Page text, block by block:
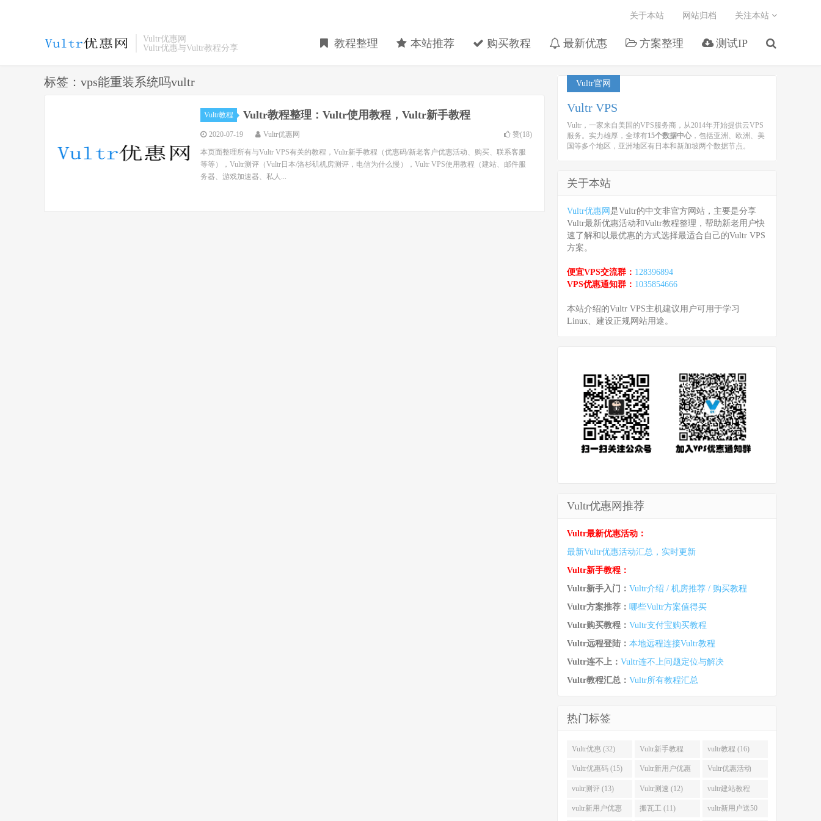
Vultr优惠网
Vultr优惠与Vultr教程分享
教程整理 本站推荐 购买教程 最新优惠 方案整理 测试IP
关于本站 网站归档 关注本站
标签：vps能重装系统吗vultr
Vultr教程 Vultr教程整理：Vultr使用教程，Vultr新手教程
2020-07-19 Vultr优惠网 赞(18)
本页面整理所有与Vultr VPS有关的教程，Vultr新手教程（优惠码/新老客户优惠活动、购买、联系客服
等等），Vultr测评（Vultr日本/洛杉矶机房测评，电信为什么慢），Vultr VPS使用教程（建站、邮件服
务器、游戏加速器、私人...
Vultr官网
Vultr VPS
Vultr，一家来自美国的VPS服务商，从2014年开始提供云VPS
服务。实力雄厚，全球有15个数据中心 ，包括亚洲、欧洲、美
国等多个地区，亚洲地区有日本和新加坡两个数据节点。
关于本站
Vultr优惠网 是Vultr的中文非官方网站，主要是分享
Vultr最新优惠活动和Vultr教程整理，帮助新老用户快
速了解和以最优惠的方式选择最适合自己的Vultr VPS
方案。
便宜VPS交流群： 128396894
VPS优惠通知群： 1035854666
本站介绍的Vultr VPS主机建议用户可用于学习
Linux、建设正规网站用途。
Vultr优惠网推荐
Vultr最新优惠活动：
最新Vultr优惠活动汇总，实时更新
Vultr新手教程：
Vultr新手入门： Vultr介绍 / 机房推荐 / 购买教程
Vultr方案推荐： 哪些Vultr方案值得买
Vultr购买教程： Vultr支付宝购买教程
Vultr远程登陆： 本地远程连接Vultr教程
Vultr连不上： Vultr连不上问题定位与解决
Vultr教程汇总： Vultr所有教程汇总
热门标签
Vultr优惠 (32) Vultr新手教程
(16)
vultr教程 (16)
Vultr优惠码 (15) Vultr新用户优惠
(14)
Vultr优惠活动
(13)
vultr测评 (13) Vultr测速 (12) vultr建站教程
(12)
vultr新用户优惠 搬瓦工 (11) vultr新用户送50